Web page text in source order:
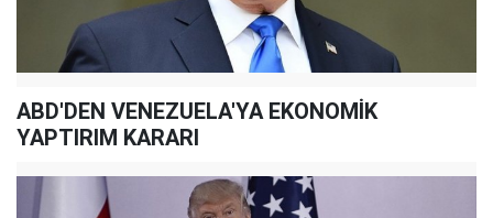
ABD'DEN VENEZUELA'YA EKONOMİK
YAPTIRIM KARARI